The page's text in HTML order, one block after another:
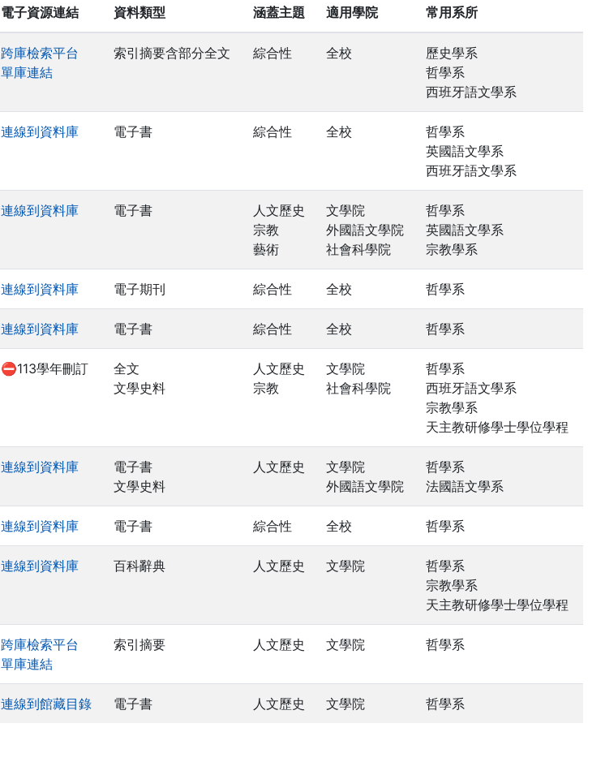
電子資源連結 資料類型 涵蓋主題 適用學院 常用系所
跨庫檢索平台
單庫連結
索引摘要含部分全文 綜合性 全校
歷史學系
哲學系
西班牙語文學系
連線到資料庫 電子書 綜合性 全校
哲學系
英國語文學系
西班牙語文學系
連線到資料庫 電子書
人文歷史
宗教
藝術
文學院
外國語文學院
社會科學院
哲學系
英國語文學系
宗教學系
連線到資料庫 電子期刊 綜合性 全校 哲學系
連線到資料庫 電子書 綜合性 全校 哲學系
⛔113學年刪訂
全文
文學史料
人文歷史
宗教
文學院
社會科學院
哲學系
西班牙語文學系
宗教學系
天主教研修學士學位學程
連線到資料庫
電子書
文學史料
人文歷史
文學院
外國語文學院
哲學系
法國語文學系
連線到資料庫 電子書 綜合性 全校 哲學系
連線到資料庫 百科辭典 人文歷史 文學院
哲學系
宗教學系
天主教研修學士學位學程
跨庫檢索平台
單庫連結
索引摘要 人文歷史 文學院 哲學系
連線到館藏目錄 電子書 人文歷史 文學院 哲學系